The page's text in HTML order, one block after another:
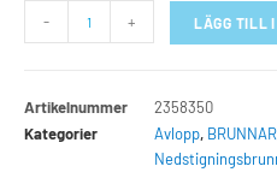
- + LÄGG TILL I
Artikelnummer
2358350
Kategorier
Avlopp, BRUNNAR